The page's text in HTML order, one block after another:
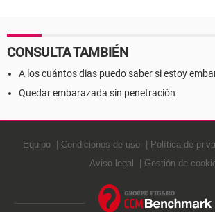
CONSULTA TAMBIÉN
A los cuántos dias puedo saber si estoy
Quedar embarazada sin penetración
Equipo Condiciones de uso Política de
Aviso legal
Gestión de